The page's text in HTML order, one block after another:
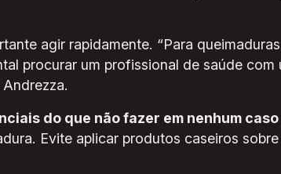
agir rapidamente. “Para
procurar um profissional de saúde com
do que não fazer em nenhum
Evite aplicar produtos caseiros